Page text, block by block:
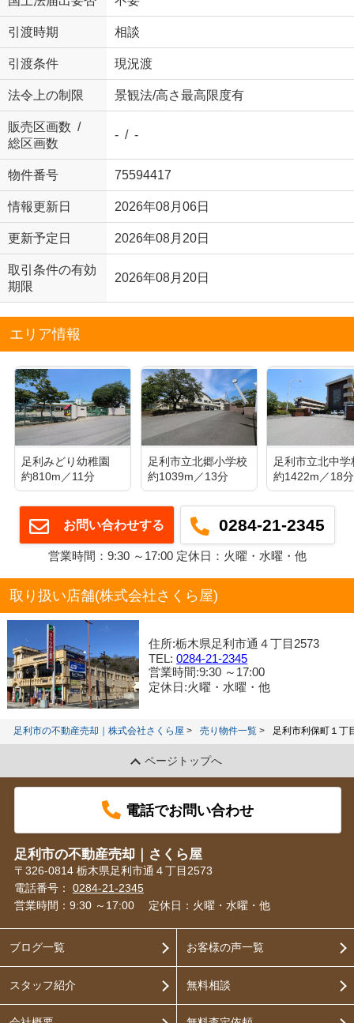
引渡時期 相談
引渡条件 現況渡
法令上の制限 景観法/高さ最高限度有
販売区画数 /
総区画数
- / -
物件番号 75594417
情報更新日 2026年08月06日
更新予定日 2026年08月20日
取引条件の有効
期限
2026年08月20日
エリア情報
足利みどり幼稚園
約810m／11分
足利市立北郷小学校
約1039m／13分
足利市立北中学
約1422m／18分
お問い合わせする 0284-21-2345
営業時間：9:30 ～17:00 定休日：火曜・水曜・他
取り扱い店舗(株式会社さくら屋)
住所:栃木県足利市通４丁目2573
TEL:0284-21-2345
営業時間:9:30 ～17:00
定休日:火曜・水曜・他
足利市の不動産売却｜株式会社さくら屋 売り物件一覧 足利市利保町１丁
ページトップへ
電話でお問い合わせ
足利市の不動産売却｜さくら屋
〒326-0814 栃木県足利市通４丁目2573
電話番号： 0284-21-2345
営業時間：9:30 ～17:00
定休日：火曜・水曜・他
ブログ一覧
スタッフ紹介
お客様の声一覧
無料相談